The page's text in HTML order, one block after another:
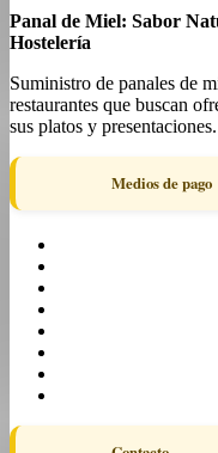
Panal de Miel: Sabor
Hostelería
Suministro de panales de
restaurantes que buscan
sus platos y presentaciones.
Medios de pago